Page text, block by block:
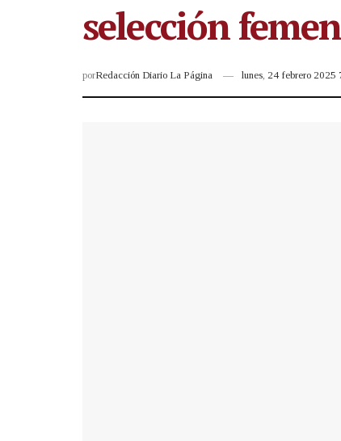
selección
porRedacción Diario La Página lunes, 24 febrero 2025